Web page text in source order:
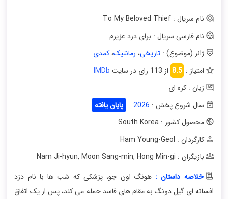
نام سریال : To My Beloved Thief
نام فارسی سریال : برای دزد عزیزم
ژانر (موضوع) :تاریخی، رمانتیک،کمدی
امتیاز : 8.5 از 113 رای در سایت
IMDb
زبان : کره ای
سال شروع پخش : 2026
پایان یافته
محصول کشور : South Korea
کارگردان : Ham Young-Geol
بازیگران : Nam Ji-hyun
, Moon Sang-min, Hong Min-gi
خلاصه داستان :هونگ اون جو، پزشکی که شب ها با نام دزد
افسانه ای گیل دونگ به مقام های فاسد حمله می کند، پس از یک اتفاق